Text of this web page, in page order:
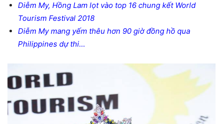
Diễm My, Hồng Lam lọt vào top 16 chung kết World
Tourism Festival 2018
Diễm My mang yếm thêu hơn 90 giờ đồng hồ qua
Philippines dự thi…